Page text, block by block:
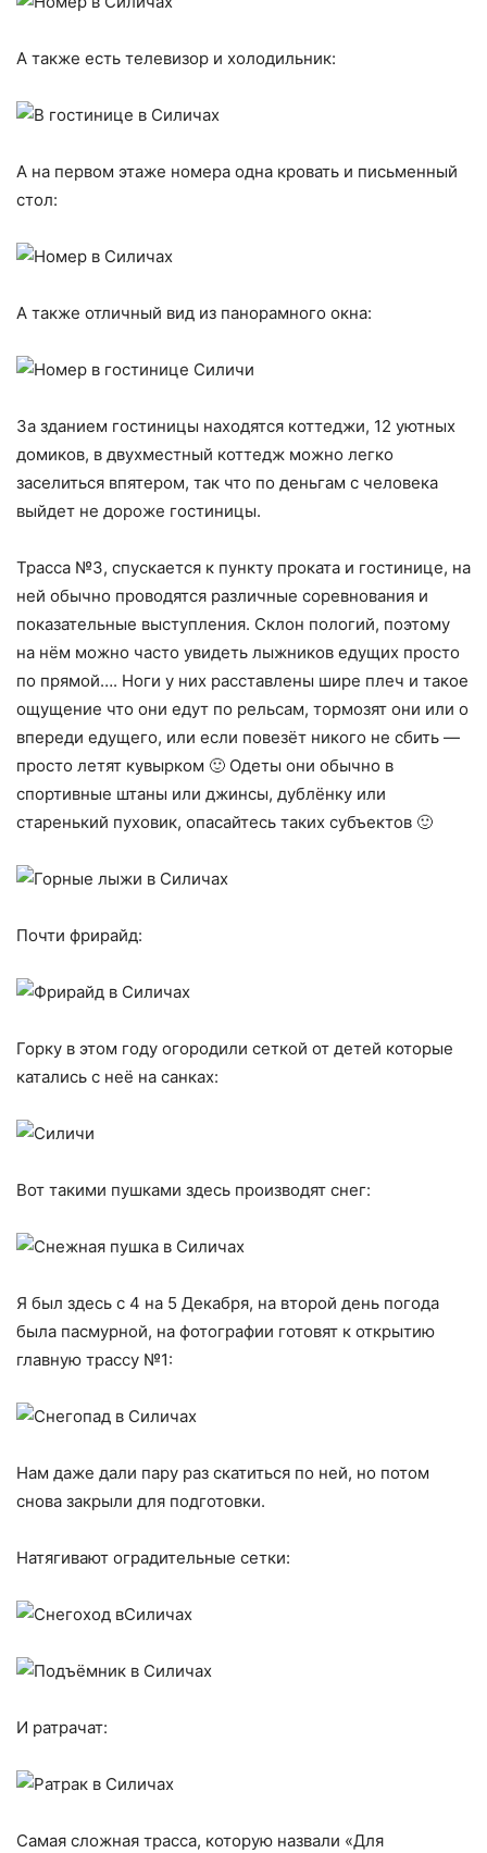
А также есть телевизор и холодильник:
А на первом этаже номера одна кровать и письменный
стол:
А также отличный вид из панорамного окна:
За зданием гостиницы находятся коттеджи, 12 уютных
домиков, в двухместный коттедж можно легко
заселиться впятером, так что по деньгам с человека
выйдет не дороже гостиницы.
Трасса №3, спускается к пункту проката и гостинице, на
ней обычно проводятся различные соревнования и
показательные выступления. Склон пологий, поэтому
на нём можно часто увидеть лыжников едущих просто
по прямой…. Ноги у них расставлены шире плеч и такое
ощущение что они едут по рельсам, тормозят они или о
впереди едущего, или если повезёт никого не сбить —
просто летят кувырком 🙂 Одеты они обычно в
спортивные штаны или джинсы, дублёнку или
старенький пуховик, опасайтесь таких субъектов 🙂
Почти фрирайд:
Горку в этом году огородили сеткой от детей которые
катались с неё на санках:
Вот такими пушками здесь производят снег:
Я был здесь с 4 на 5 Декабря, на второй день погода
была пасмурной, на фотографии готовят к открытию
главную трассу №1:
Нам даже дали пару раз скатиться по ней, но потом
снова закрыли для подготовки.
Натягивают оградительные сетки:
И ратрачат:
Самая сложная трасса, которую назвали «Для